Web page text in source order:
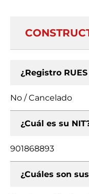
¿Registro
No / Cancelado
¿Cuál es su
901868893
¿Cuáles son